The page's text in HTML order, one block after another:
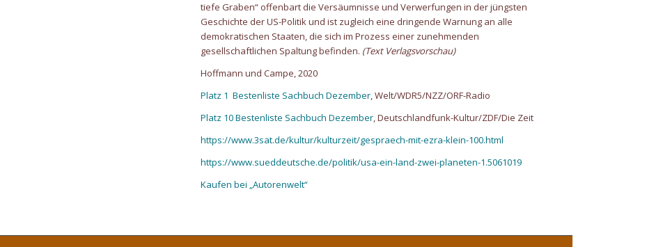
tiefe Graben“ offenbart die Versäumnisse und Verwerfungen in der jüngsten
Geschichte der US-Politik und ist zugleich eine dringende Warnung an alle
demokratischen Staaten, die sich im Prozess einer zunehmenden
gesellschaftlichen Spaltung befinden. (Text Verlagsvorschau)
Hoffmann und Campe, 2020
Platz 1 Bestenliste Sachbuch Dezember, Welt/WDR5/NZZ/ORF-Radio
Platz 10 Bestenliste Sachbuch Dezember, Deutschlandfunk-Kultur/ZDF/Die Zeit
https://www.3sat.de/kultur/kulturzeit/gespraech-mit-ezra-klein-100.html
https://www.sueddeutsche.de/politik/usa-ein-land-zwei-planeten-1.5061019
Kaufen bei „Autorenwelt“